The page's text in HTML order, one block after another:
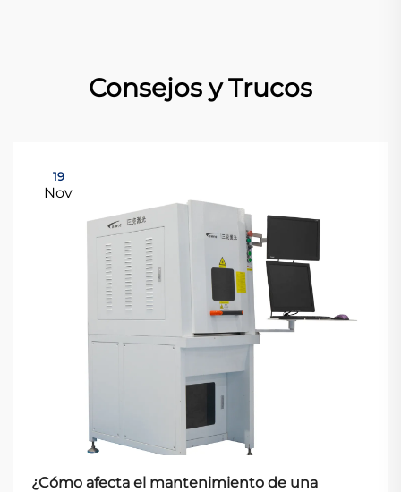
Consejos y Trucos
19
Nov
¿Cómo afecta el mantenimiento de una